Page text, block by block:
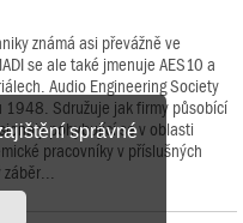
správné
známá asi převážně ve
se ale také jmenuje AES10 a
Audio Engineering Society
1948. Sdružuje jak firmy působící
pohybující se v oblasti
pracovníky v příslušných